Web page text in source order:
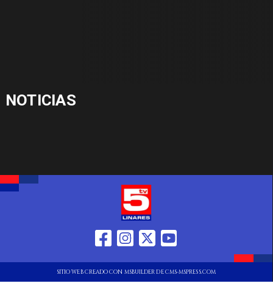
NOTICIAS
SITIO WEB CREADO CON MSBUILDER DE CMS-MSPRESS.COM